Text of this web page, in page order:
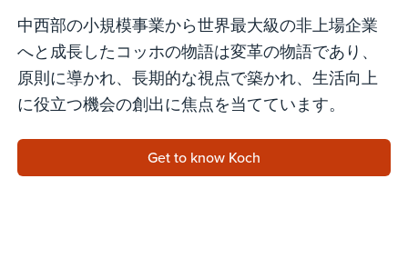
中西部の小規模事業から世界最大級の非上場企業
へと成長したコッホの物語は変革の物語であり、
原則に導かれ、長期的な視点で築かれ、生活向上
に役立つ機会の創出に焦点を当てています。
Get to know Koch